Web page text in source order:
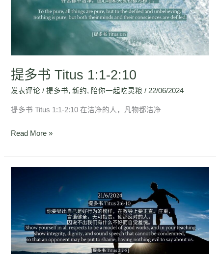
提多书 Titus 1:1-2:10
发表评论 /提多书,新约, 陪你一起吃灵粮 / 22/06/2024
提多书 Titus 1:1-2:10 在洁净的人，凡物都洁净
Read More »
2:6-
10